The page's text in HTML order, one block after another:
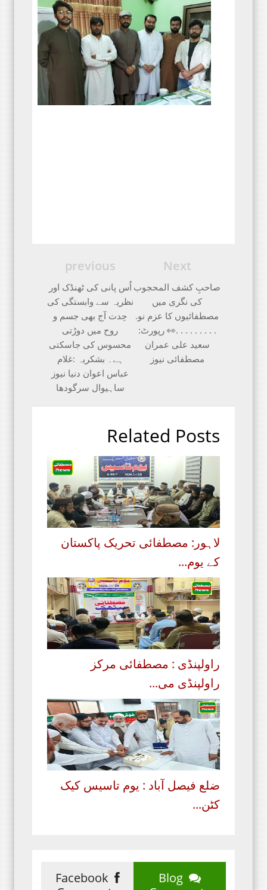
Next
صاحبِ کشف المحجوب
کی نگری میں
مصطفائیوں کا عزم نو.
. . . . . . . . .👀 رپورٹ:
سعید علی عمران
مصطفائی نیوز
previous
اُس پانی کی ٹھنڈک اور
نظریہ سے وابستگی کی
حِدت آج بھی جسم و
روح میں دوڑتی
محسوس کی جاسکتی
ہے۔ بشکریہ :غلام
عباس اعوان دنیا نیوز
ساہیوال سرگودھا
Related Posts
لاہور: مصطفائی تحریک پاکستان
کے یوم...
راولپنڈی : مصطفائی مرکز
راولپنڈی می...
ضلع فیصل آباد : یوم تاسیس کیک
کٹن...
Blog
Facebook